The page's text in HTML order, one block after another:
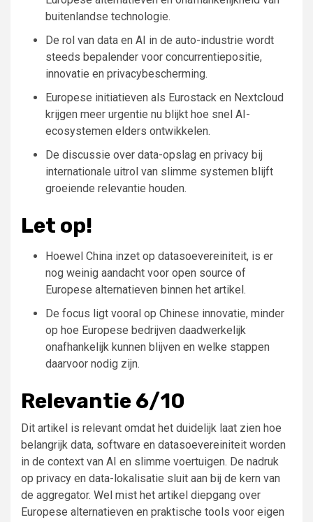
buitenlandse technologie.
De rol van data en AI in de auto-industrie wordt
steeds bepalender voor concurrentiepositie,
innovatie en privacybescherming.
Europese initiatieven als Eurostack en Nextcloud
krijgen meer urgentie nu blijkt hoe snel AI-
ecosystemen elders ontwikkelen.
De discussie over data-opslag en privacy bij
internationale uitrol van slimme systemen blijft
groeiende relevantie houden.
Let op!
Hoewel China inzet op datasoevereiniteit, is er
nog weinig aandacht voor open source of
Europese alternatieven binnen het artikel.
De focus ligt vooral op Chinese innovatie, minder
op hoe Europese bedrijven daadwerkelijk
onafhankelijk kunnen blijven en welke stappen
daarvoor nodig zijn.
Relevantie 6/10
Dit artikel is relevant omdat het duidelijk laat zien hoe
belangrijk data, software en datasoevereiniteit worden
in de context van AI en slimme voertuigen. De nadruk
op privacy en data-lokalisatie sluit aan bij de kern van
de aggregator. Wel mist het artikel diepgang over
Europese alternatieven en praktische tools voor eigen